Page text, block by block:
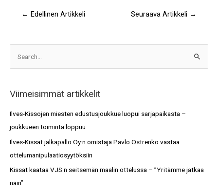
← Edellinen Artikkeli Seuraava Artikkeli →
c
h
Viimeisimmät artikkelit
Ilves-Kissojen miesten edustusjoukkue luopui sarjapaikasta –
joukkueen toiminta loppuu
Ilves-Kissat jalkapallo Oy:n omistaja Pavlo Ostrenko vastaa
ottelumanipulaatiosyytöksiin
Kissat kaataa VJS:n seitsemän maalin ottelussa – ”Yritämme jatkaa
näin”
i
t
o
t